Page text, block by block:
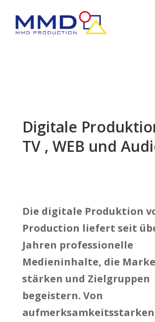
Digitale
TV , WEB und
Die digitale Produktion
Production liefert seit
Jahren professionelle
Medieninhalte, die
stärken und Zielgruppen
begeistern. Von
aufmerksamkeitsstarken